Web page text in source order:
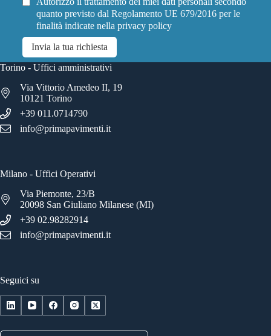
quanto previsto dal Regolamento UE 679/2016 per le
finalità indicate nella privacy policy
Invia la tua richiesta
Torino - Uffici amministrativi
Via Vittorio Amedeo II, 19
10121 Torino
+39 011.0714790
info@primapavimenti.it
Milano - Uffici Operativi
Via Piemonte, 23/B
20098 San Giuliano Milanese (MI)
+39 02.98282914
info@primapavimenti.it
Seguici su